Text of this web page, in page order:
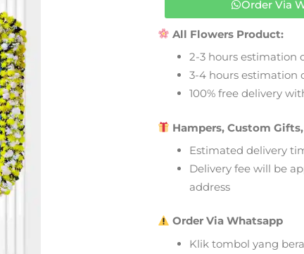
Order Via
All Flowers Product:
2-3 hours estimation
3-4 hours estimation
100% free delivery
Hampers, Custom
Estimated delivery
Delivery fee will be
address
Order Via Whatsapp
Klik tombol yang